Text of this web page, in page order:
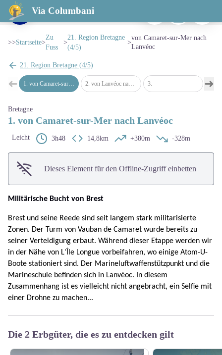
Via Columbani
von Camaret-sur-Mer nach Lanvéoc
Le port de Camaret - Amis Bretons de Colomban
View picture in full screen
>>Startseite>
Zu
Fuss
>
21. Region Bretagne
(4/5)
>
von Camaret-sur-Mer nach
Lanvéoc
21. Region Bretagne (4/5)
➜map.drawer.prev
1. von Camaret-sur-Mer nach Lanvéoc 2.von Lanvéoc nach Landévennec 3. 4.
➜
Bretagne
1. von Camaret-sur-Mer nach Lanvéoc
Leicht 3h48 14,8km +380m -328m
Dieses Element für den Offline-Zugriff einbetten
Militärische Bucht von Brest
Brest und seine Reede sind seit langem stark militarisierte
Zonen. Der Turm von Vauban de Camaret wurde bereits zu
seiner Verteidigung erbaut. Während dieser Etappe werden wir
in der Nähe von L'Île Longue vorbeifahren, wo einige Atom-U-
Boote stationiert sind. Der Marineluftwaffenstützpunkt und die
Marineschule befinden sich in Lanvéoc. In diesem
Zusammenhang ist es vielleicht nicht angebracht, ein Selfie mit
einer Drohne zu machen...
Die 2 Erbgüter, die es zu entdecken gilt